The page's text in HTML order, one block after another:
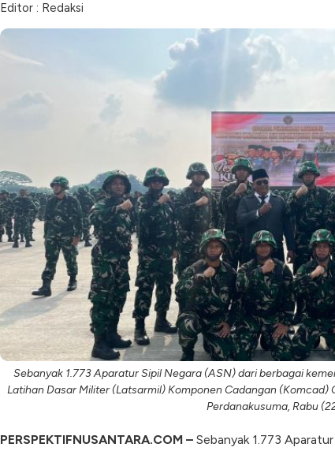
Editor : Redaksi
Sebanyak 1.773 Aparatur Sipil Negara (ASN) dari berbagai
Latihan Dasar Militer (Latsarmil) Komponen Cadangan
Perdanakusuma, Rabu
PERSPEKTIFNUSANTARA.COM – Sebanyak 1.773